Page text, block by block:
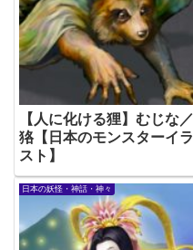
【人に化ける狸】むじな／
狢【日本のモンスターイラ
スト】
日本の妖怪・神話・神々